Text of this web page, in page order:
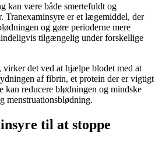
kan være både smertefuldt og
Tranexaminsyre er et lægemiddel, der
og gøre perioderne mere
tilgængelig under forskellige
virker det ved at hjælpe blodet med at
af fibrin, et protein der er vigtigt
kan reducere blødningen og mindske
menstruationsblødning.
til at stoppe